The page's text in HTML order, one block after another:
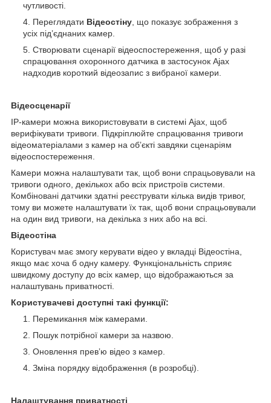
чутливості.
Переглядати Відеостіну , що показує зображення з
усіх під’єднаних камер.
Створювати сценарії відеоспостереження, щоб у разі
спрацювання охоронного датчика в застосунок Ajax
надходив короткий відеозапис з вибраної камери.
Відеосценарії
IP-камери можна використовувати в системі Ajax, щоб
верифікувати тривоги. Підкріплюйте спрацювання тривоги
відеоматеріалами з камер на обʼєкті завдяки сценаріям
відеоспостереження.
Камери можна налаштувати так, щоб вони спрацьовували на
тривоги одного, декількох або всіх пристроїв системи.
Комбіновані датчики здатні реєструвати кілька видів тривог,
тому ви можете налаштувати їх так, щоб вони спрацьовували
на один вид тривоги, на декілька з них або на всі.
Відеостіна
Користувач має змогу керувати відео у вкладці Відеостіна,
якщо має хоча б одну камеру. Функціональність сприяє
швидкому доступу до всіх камер, що відображаються за
налаштувань приватності.
Користувачеві доступні такі функції:
Перемикання між камерами.
Пошук потрібної камери за назвою.
Оновлення превʼю відео з камер.
Зміна порядку відображення (в розробці).
Налаштування приватності